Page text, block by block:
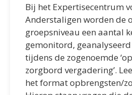
Bij het Expertisecentrum
Anderstaligen worden de
groepsniveau een aantal
gemonitord,
tijdens de zogenoemde
zorgbord vergadering’.
het format opbrengsten/